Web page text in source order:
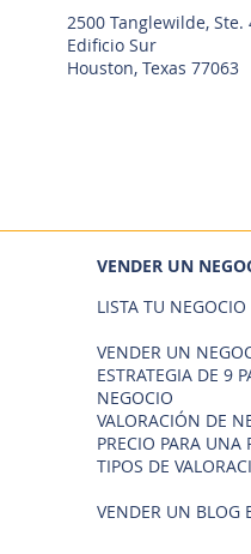
2500 Tanglewilde, Ste.
Edificio Sur
Houston, Texas 77063
VENDER UN
LISTA TU
VENDER UN
ESTRATEGIA DE 9
NEGOCIO
VALORACIÓN DE
PRECIO PARA UNA
TIPOS DE
VENDER UN BLOG